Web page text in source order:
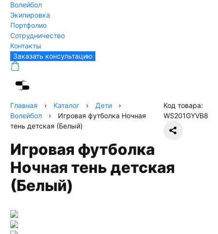
Волейбол
Экипировка
Портфолио
Сотрудничество
Контакты
Заказать консультацию
Главная › Каталог › Дети
›
Волейбол
›
Игровая футболка Ночная
тень детская (Белый)
Код товара:
WS201GYVB8
Игровая футболка
Ночная тень детская
(Белый)